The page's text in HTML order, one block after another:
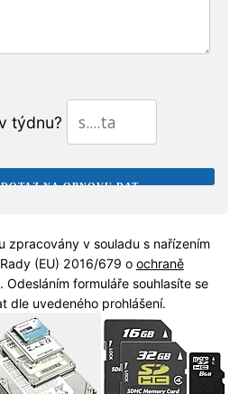
týdnu?
zpracovány v souladu s nařízením
(EU) 2016/679 o ochraně
Odesláním formuláře souhlasíte se
dle uvedeného prohlášení.